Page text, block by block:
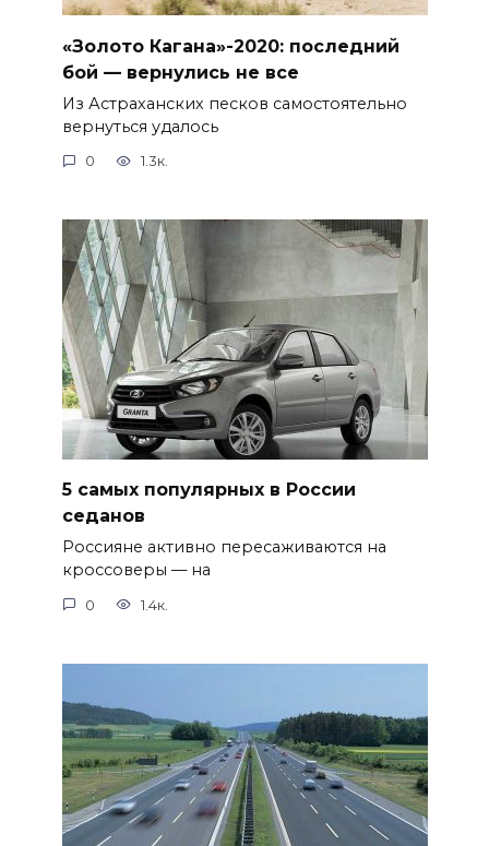
«Золото Кагана»-2020: последний
бой — вернулись не все
Из Астраханских песков самостоятельно
вернуться удалось
0 1.3к.
5 самых популярных в России
седанов
Россияне активно пересаживаются на
кроссоверы — на
0 1.4к.